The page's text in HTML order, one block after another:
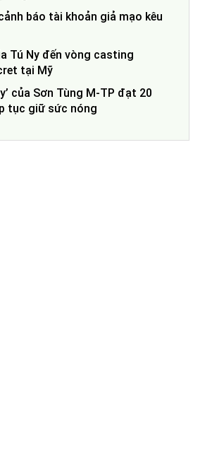
báo tài khoản giả mạo kêu
Tú Ny đến vòng casting
tại Mỹ
của Sơn Tùng M-TP đạt 20
tục giữ sức nóng